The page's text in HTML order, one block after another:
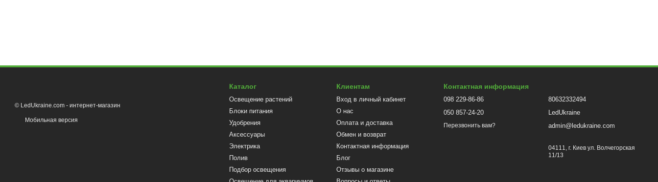
© LedUkraine.com - интернет-магазин
Мобильная версия
Каталог
Освещение растений
Блоки питания
Удобрения
Аксессуары
Электрика
Полив
Подбор освещения
Клиентам
Вход в личный кабинет
О нас
Оплата и доставка
Обмен и возврат
Контактная информация
Блог
Отзывы о магазине
Контактная информация
098 229-86-86
050 857-24-20
Перезвонить вам?
80632332494
LedUkraine
admin@ledukraine.com
04111, г. Киев ул. Волчегорская
11/13